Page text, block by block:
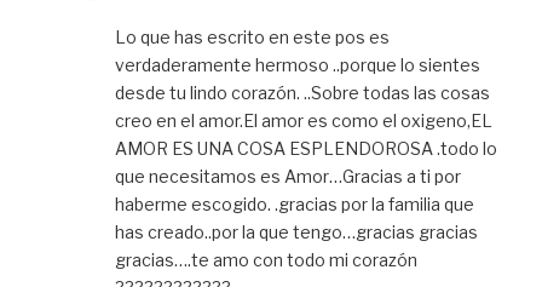
Lo que has escrito en este pos es
verdaderamente hermoso ..porque lo sientes
desde tu lindo corazón. ..Sobre todas las cosas
creo en el amor.El amor es como el oxigeno,EL
AMOR ES UNA COSA ESPLENDOROSA .todo lo
que necesitamos es Amor…Gracias a ti por
haberme escogido. .gracias por la familia que
has creado..por la que tengo…gracias gracias
gracias….te amo con todo mi corazón